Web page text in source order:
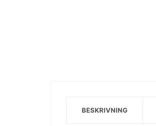
BESKRIVNING